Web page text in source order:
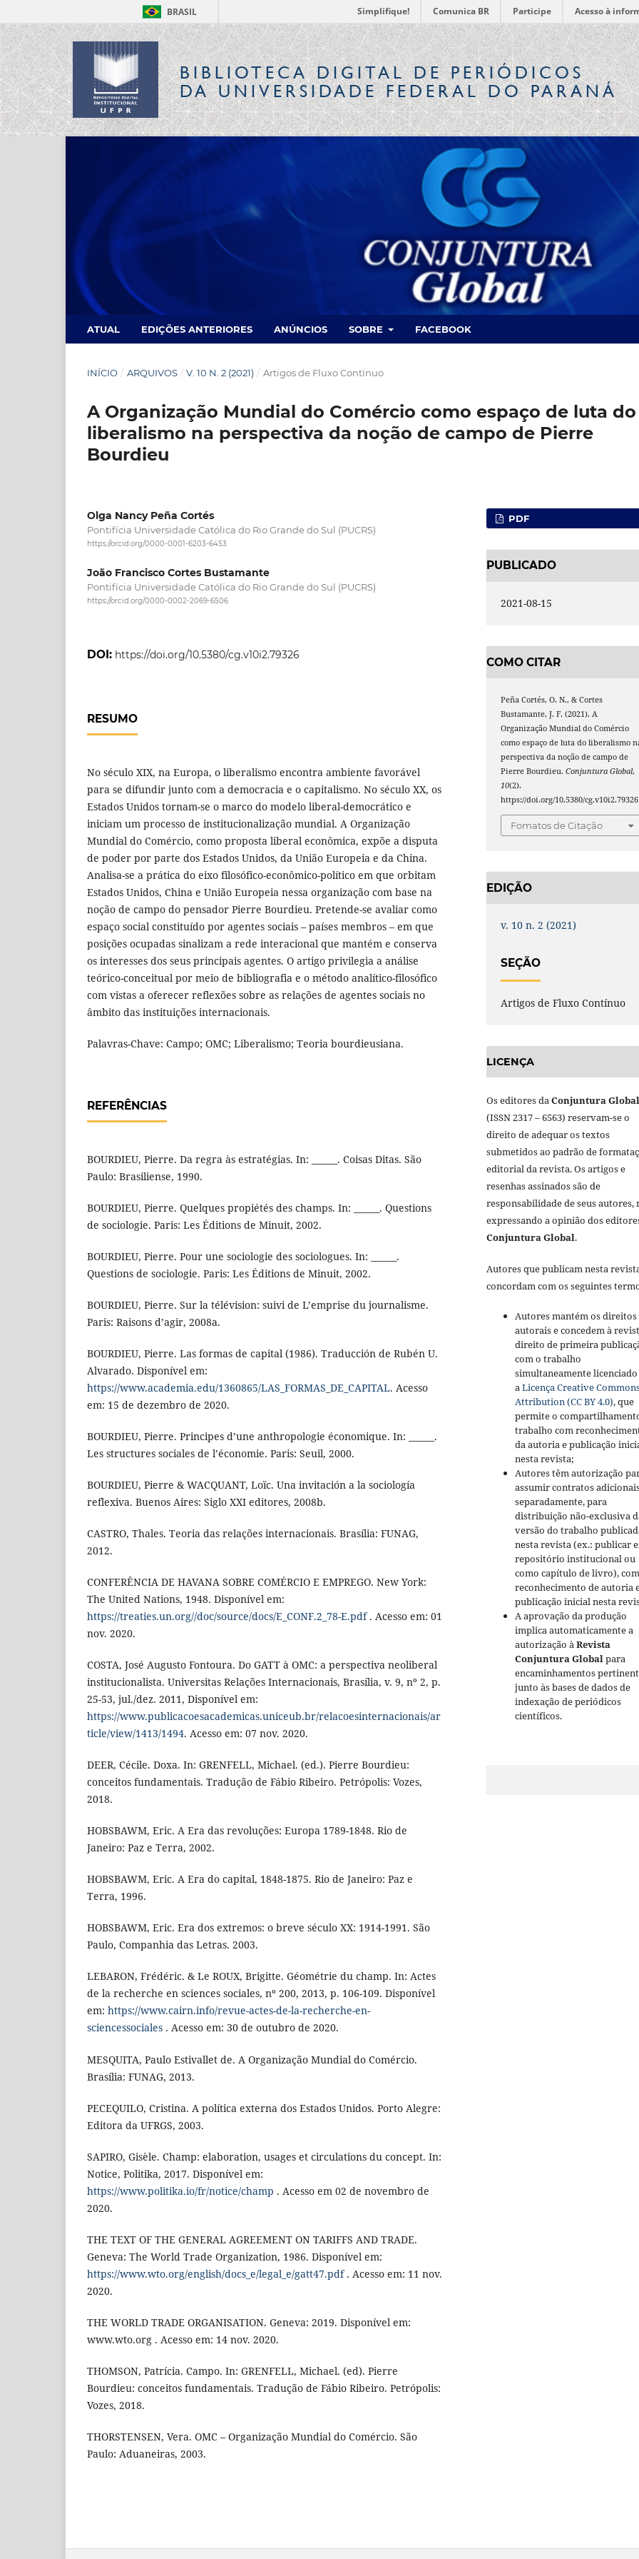
BRASIL Simplifique! Comunica BR Participe Acesso à
BIBLIOTECA DIGITALDE PERIÓDICOS
DA UNIVERSIDADE FEDERAL DO PARANÁ
ATUAL EDIÇÕES ANTERIORES ANÚNCIOS SOBRE FACEBOOK
INÍCIO / ARQUIVOS / V. 10 N. 2 (2021) / Artigos de Fluxo Contínuo
A Organização Mundial do Comércio como espaço de luta do
liberalismo na perspectiva da noção de campo de Pierre
Bourdieu
Olga Nancy Peña Cortés
Pontifícia Universidade Católica do Rio Grande do Sul (PUCRS)
https://orcid.org/0000-0001-6203-6453
João Francisco Cortes Bustamante
Pontifícia Universidade Católica do Rio Grande do Sul (PUCRS)
https://orcid.org/0000-0002-2069-6506
DOI: https://doi.org/10.5380/cg.v10i2.79326
RESUMO
No século XIX, na Europa, o liberalismo encontra ambiente favorável
para se difundir junto com a democracia e o capitalismo. No século XX, os
Estados Unidos tornam-se o marco do modelo liberal-democrático e
iniciam um processo de institucionalização mundial. A Organização
Mundial do Comércio, como proposta liberal econômica, expõe a disputa
de poder por parte dos Estados Unidos, da União Europeia e da China.
Analisa-se a prática do eixo filosófico-econômico-político em que orbitam
Estados Unidos, China e União Europeia nessa organização com base na
noção de campo do pensador Pierre Bourdieu. Pretende-se avaliar como
espaço social constituído por agentes sociais – países membros – em que
posições ocupadas sinalizam a rede interacional que mantém e conserva
os interesses dos seus principais agentes. O artigo privilegia a análise
teórico-conceitual por meio de bibliografia e o método analítico-filosófico
com vistas a oferecer reflexões sobre as relações de agentes sociais no
âmbito das instituições internacionais.
Palavras-Chave: Campo; OMC; Liberalismo; Teoria bourdieusiana.
REFERÊNCIAS
BOURDIEU, Pierre. Da regra às estratégias. In: ______. Coisas Ditas. São
Paulo: Brasiliense, 1990.
BOURDIEU, Pierre. Quelques propiétés des champs. In: ______. Questions
de sociologie. Paris: Les Éditions de Minuit, 2002.
BOURDIEU, Pierre. Pour une sociologie des sociologues. In: ______.
Questions de sociologie. Paris: Les Éditions de Minuit, 2002.
BOURDIEU, Pierre. Sur la télévision: suivi de L’emprise du journalisme.
Paris: Raisons d’agir, 2008a.
BOURDIEU, Pierre. Las formas de capital (1986). Traducción de Rubén U.
Alvarado. Disponível em:
https://www.academia.edu/1360865/LAS_FORMAS_DE_CAPITAL. Acesso
em: 15 de dezembro de 2020.
BOURDIEU, Pierre. Principes d’une anthropologie économique. In: ______.
Les structures sociales de l’économie. Paris: Seuil, 2000.
BOURDIEU, Pierre & WACQUANT, Loïc. Una invitación a la sociología
reflexiva. Buenos Aires: Siglo XXI editores, 2008b.
CASTRO, Thales. Teoria das relações internacionais. Brasília: FUNAG,
2012.
CONFERÊNCIA DE HAVANA SOBRE COMÉRCIO E EMPREGO. New York:
The United Nations, 1948. Disponível em:
https://treaties.un.org//doc/source/docs/E_CONF.2_78-E.pdf. Acesso em: 01
nov. 2020.
COSTA, José Augusto Fontoura. Do GATT à OMC: a perspectiva neoliberal
institucionalista. Universitas Relações Internacionais, Brasília, v. 9, nº 2, p.
25-53, jul./dez. 2011, Disponível em:
https://www.publicacoesacademicas.uniceub.br/relacoesinternacionais/ar
ticle/view/1413/1494. Acesso em: 07 nov. 2020.
DEER, Cécile. Doxa. In: GRENFELL, Michael. (ed.). Pierre Bourdieu:
conceitos fundamentais. Tradução de Fábio Ribeiro. Petrópolis: Vozes,
2018.
HOBSBAWM, Eric. A Era das revoluções: Europa 1789-1848. Rio de
Janeiro: Paz e Terra, 2002.
HOBSBAWM, Eric. A Era do capital, 1848-1875. Rio de Janeiro: Paz e
Terra, 1996.
HOBSBAWM, Eric. Era dos extremos: o breve século XX: 1914-1991. São
Paulo, Companhia das Letras. 2003.
LEBARON, Frédéric. & Le ROUX, Brigitte. Géométrie du champ. In: Actes
de la recherche en sciences sociales, nº 200, 2013, p. 106-109. Disponível
em: https://www.cairn.info/revue-actes-de-la-recherche-en-
sciencessociales . Acesso em: 30 de outubro de 2020.
MESQUITA, Paulo Estivallet de. A Organização Mundial do Comércio.
Brasília: FUNAG, 2013.
PECEQUILO, Cristina. A política externa dos Estados Unidos. Porto Alegre:
Editora da UFRGS, 2003.
SAPIRO, Gisèle. Champ: elaboration, usages et circulations du concept. In:
Notice, Politika, 2017. Disponível em:
https://www.politika.io/fr/notice/champ . Acesso em 02 de novembro de
2020.
THE TEXT OF THE GENERAL AGREEMENT ON TARIFFS AND TRADE.
Geneva: The World Trade Organization, 1986. Disponível em:
https://www.wto.org/english/docs_e/legal_e/gatt47.pdf. Acesso em: 11 nov.
2020.
THE WORLD TRADE ORGANISATION. Geneva: 2019. Disponível em:
www.wto.org . Acesso em: 14 nov. 2020.
THOMSON, Patrícia. Campo. In: GRENFELL, Michael. (ed). Pierre
Bourdieu: conceitos fundamentais. Tradução de Fábio Ribeiro. Petrópolis:
Vozes, 2018.
THORSTENSEN, Vera. OMC – Organização Mundial do Comércio. São
Paulo: Aduaneiras, 2003.
PDF
PUBLICADO
2021-08-15
COMO CITAR
Peña Cortés, O. N., & Cortes
Bustamante, J. F. (2021). A
Organização Mundial do Comércio
como espaço de luta do liberalismo
perspectiva da noção de campo de
Pierre Bourdieu.Conjuntura Global,
10(2).
https://doi.org/10.5380/cg.v10i2.79326
Fomatos de Citação
EDIÇÃO
v. 10 n. 2 (2021)
SEÇÃO
Artigos de Fluxo Contínuo
LICENÇA
Os editores daConjuntura Global
(ISSN 2317 – 6563) reservam-se o
direito de adequar os textos
submetidos ao padrão de
editorial da revista. Os artigos e
resenhas assinados são de
responsabilidade de seus autores,
expressando a opinião dos
Conjuntura Global.
Autores que publicam nesta
concordam com os seguintes
Autores mantém os direitos
autorais e concedem à
direito de primeira
com o trabalho
simultaneamente
aLicença Creative
Attribution (CC BY 4.0), que
permite o
trabalho com
da autoria e publicação
nesta revista;
Autores têm autorização
assumir contratos
separadamente, para
distribuição não-exclusiva
versão do trabalho
nesta revista (ex.: publicar
repositório institucional ou
como capítulo de livro), com
reconhecimento de autoria
publicação inicial nesta
A aprovação da produção
implica automaticamente a
autorização àRevista
Conjuntura Globalpara
encaminhamentos
junto às bases de dados de
indexação de periódicos
científicos.